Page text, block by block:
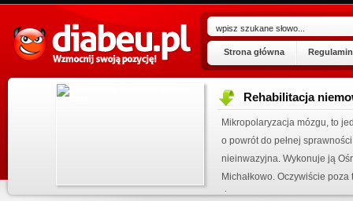
Strona główna
Rehabilitacja
Mikropolaryzacja mózgu, to
o powrót do pełnej
nieinwazyjna. Wykonuje ją
Michałkowo. Oczywiście
dopasowan...